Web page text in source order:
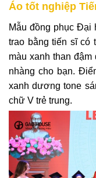
Áo tốt nghiệp
Mẫu đồng phục
trao bằng tiến sĩ có
màu xanh than
nhàng cho bạn.
xanh dương tone
chữ V trẻ trung.